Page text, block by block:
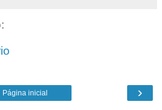
›
Página inicial